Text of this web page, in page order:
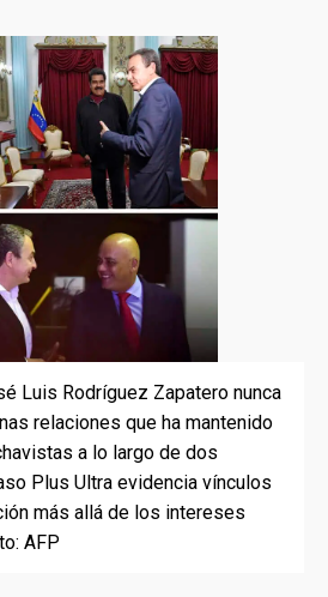
Luis Rodríguez Zapatero nunca
relaciones que ha mantenido
a lo largo de dos
Plus Ultra evidencia vínculos
más allá de los intereses
AFP